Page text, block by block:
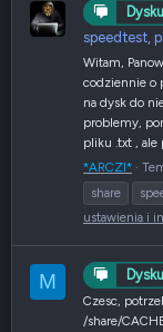
speedtest,
Witam,
codziennie o
na dysk do
problemy,
pliku .txt , ale
*ARCZI*
share
ustawienia i
M
Czesc,
/share/